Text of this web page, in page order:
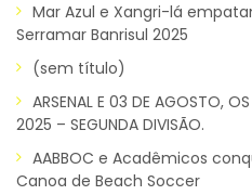
Mar Azul e Xangri-lá
Serramar Banrisul 2025
(sem título)
ARSENAL E 03 DE AGOSTO,
2025 – SEGUNDA DIVISÃO.
AABBOC e Acadêmicos
Canoa de Beach Soccer